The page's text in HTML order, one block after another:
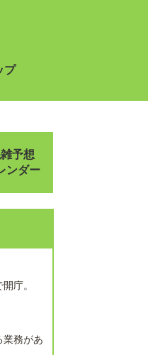
プ
予想
ンダー
庁。
務があ